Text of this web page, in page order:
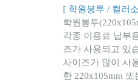
[ 학원봉투 / 컬러
학원봉투
각종 이용료 납부
즈가 사용되고 있
사이즈가 많이 사
한 220x105mm 또